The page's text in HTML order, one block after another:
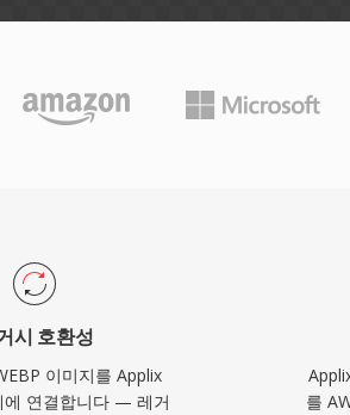
시 호환성
이미지를 Applix
에 연결합니다 — 레거
를